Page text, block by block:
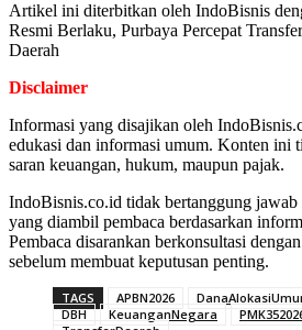
Artikel ini diterbitkan oleh IndoBisnis
Resmi Berlaku, Purbaya Percepat
Daerah
Disclaimer
Informasi yang disajikan oleh
edukasi dan informasi umum. Konten ini
saran keuangan, hukum, maupun pajak.
IndoBisnis.co.id tidak bertanggung jawab
yang diambil pembaca berdasarkan
Pembaca disarankan berkonsultasi
sebelum membuat keputusan penting.
TAGS APBN2026
DBH
KeuanganNegara